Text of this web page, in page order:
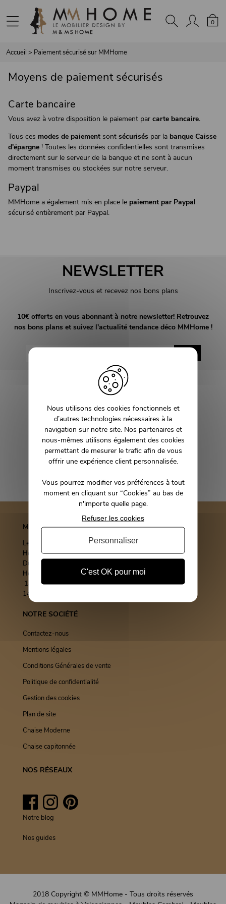
0
Accueil > Paiement sécurisé sur MMHome
Moyens de paiement sécurisés
Carte bancaire
Vous avez à votre disposition le paiement par carte bancaire.
Tous ces modes de paiement sont sécurisés par la banque Caisse
d'épargne ! Toutes les données confidentielles sont transmises
directement sur le serveur de la banque et ne sont à aucun
moment transmises ou stockées sur notre serveur.
Paypal
MMHome a également mis en place le paiement par Paypal
sécurisé entièrement par Paypal.
NEWSLETTER
Inscrivez-vous et recevez nos bons plans
10€ offerts en vous abonnant à notre newsletter! Retrouvez
nos bons plans et suivez l'actualité tendance déco MMHome !
Paiement en 4x sans frais
Paiements 100% sécurisés
Livraison sur rendez-vous
A votre écoute
MMHOME
Le mobilier design by Mr & Mrs Home
Horaires et jours d'ouverture du standard téléphonique :
Du mardi au vendredi 10H/12H et 14H/17H
Horaires et jours d'ouverture du magasin :
14H/19H - Mardi,Jeudi,Vendredi et Samedi 10H/12H et
14H/19H - Dimanche 14H/18H - Fermé le Mercredi
NOTRE SOCIÉTÉ
Contactez-nous
Mentions légales
Conditions Générales de vente
Politique de confidentialité
Gestion des cookies
Plan de site
Chaise Moderne
Chaise capitonnée
NOS RÉSEAUX
FacebookInstagramPinterest
Notre blog
Nos guides
2018 Copyright © MMHome - Tous droits réservés
Panneau de gestion des cookies
Nous utilisons des cookies fonctionnels et
d’autres technologies nécessaires à la
navigation sur notre site. Nos partenaires et
nous-mêmes utilisons également des cookies
permettant de mesurer le trafic afin de vous
offrir une expérience client personnalisée.
Vous pourrez modifier vos préférences à tout
moment en cliquant sur “Cookies” au bas de
n'importe quelle page.
C'est OK pour moi
Refuser les cookies
Personnaliser